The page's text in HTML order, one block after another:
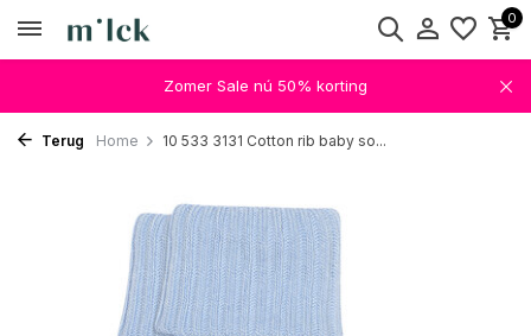
0
Zomer Sale nú 50% korting
Terug Home 10 533 3131 Cotton rib baby so...